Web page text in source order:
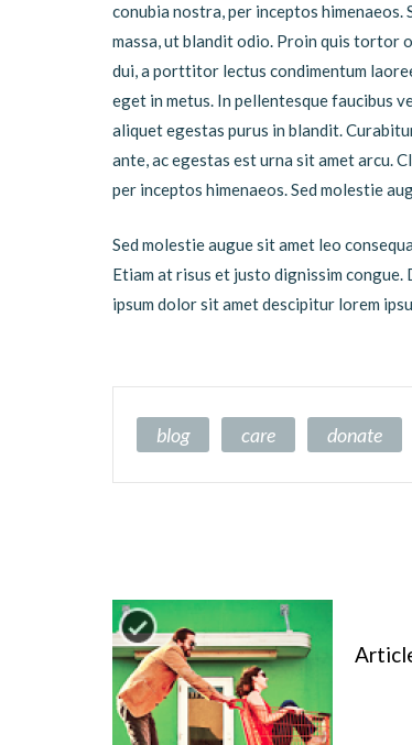
conubia nostra, per inceptos himenaeos.
massa, ut blandit odio. Proin quis tortor
dui, a porttitor lectus condimentum
eget in metus. In pellentesque faucibus
aliquet egestas purus in blandit.
ante, ac egestas est urna sit amet arcu.
per inceptos himenaeos. Sed molestie
Sed molestie augue sit amet leo
Etiam at risus et justo dignissim
ipsum dolor sit amet descipitur lorem
blog care donate